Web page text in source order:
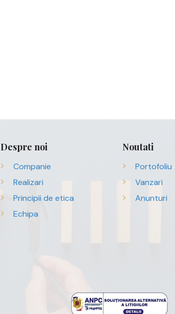
Despre noi
Companie
Realizari
Principii de etica
Echipa
Noutati
Portofoliu
Vanzari
Anunturi